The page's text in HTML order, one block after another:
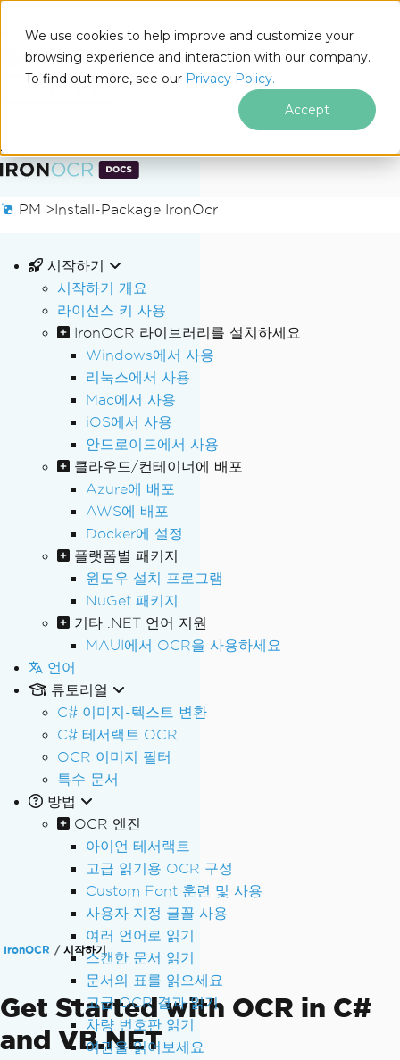
We use cookies to help improve and customize your
browsing experience and interaction with our company.
To find out more, see our Privacy Policy.
Accept
푸터 콘텐츠로 바로가기
Docs
PM >Install-Package IronOcr
시작하기
시작하기 개요
라이선스 키 사용
IronOCR 라이브러리를 설치하세요
Windows에서 사용
리눅스에서 사용
Mac에서 사용
iOS에서 사용
안드로이드에서 사용
클라우드/컨테이너에 배포
Azure에 배포
AWS에 배포
Docker에 설정
플랫폼별 패키지
윈도우 설치 프로그램
NuGet 패키지
기타 .NET 언어 지원
MAUI에서 OCR을 사용하세요
언어
튜토리얼
C# 이미지-텍스트 변환
C# 테서랙트 OCR
OCR 이미지 필터
특수 문서
방법
OCR 엔진
아이언 테서랙트
고급 읽기용 OCR 구성
Custom Font 훈련 및 사용
사용자 지정 글꼴 사용
여러 언어로 읽기
스캔한 문서 읽기
문서의 표를 읽으세요
고급 OCR 결과 읽기
차량 번호판 읽기
여권을 읽어보세요
IronOCR 시작하기
Get Started with OCR in C#
and VB.NET